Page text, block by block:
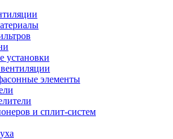
установки
элементы
и сплит-систем